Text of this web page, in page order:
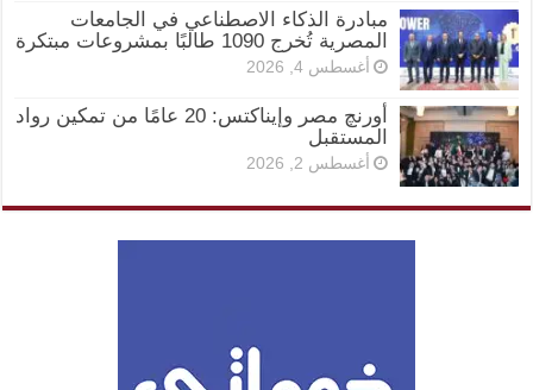
مبادرة الذكاء الاصطناعي في الجامعات
المصرية تُخرج 1090 طالبًا بمشروعات مبتكرة
أغسطس 4, 2026
أورنچ مصر وإيناكتس: 20 عامًا من تمكين رواد
المستقبل
أغسطس 2, 2026